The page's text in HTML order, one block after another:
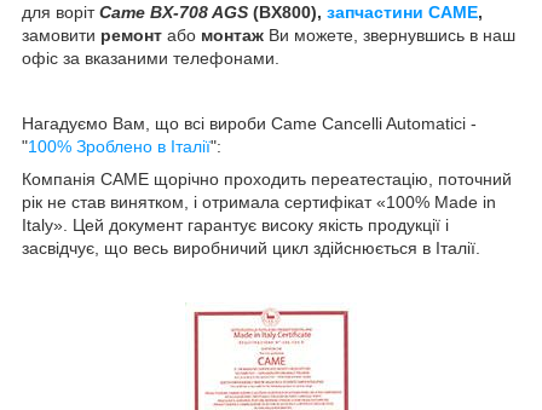
для ворітCame BX-708 AGS (BX800), запчастини CAME,
замовити ремонт або монтаж Ви можете, звернувшись в наш
офіс за вказаними телефонами.
Нагадуємо Вам, що всі вироби Came Cancelli Automatici -
"100% Зроблено в Італії":
Компанія CAME щорічно проходить переатестацію, поточний
рік не став винятком, і отримала сертифікат «100% Made in
Italy». Цей документ гарантує високу якість продукції і
засвідчує, що весь виробничий цикл здійснюється в Італії.